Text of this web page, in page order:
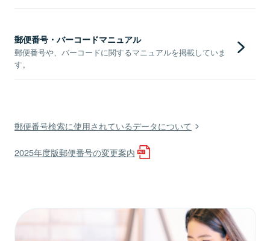
郵便番号・バーコードマニュアル
郵便番号や、バーコードに関するマニュアルを掲載していま
す。
郵便番号検索に使用されているデータについて
2025年度版郵便番号の変更案内